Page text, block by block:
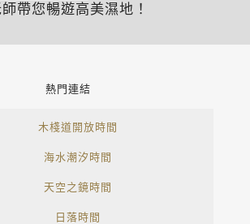
帶您暢遊高美濕地！
熱門連結
木棧道開放時間
海水潮汐時間
天空之鏡時間
日落時間